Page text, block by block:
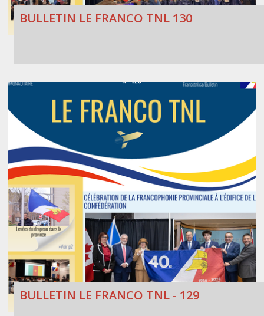
BULLETIN LE FRANCO TNL 130
BULLETIN LE FRANCO TNL - 129